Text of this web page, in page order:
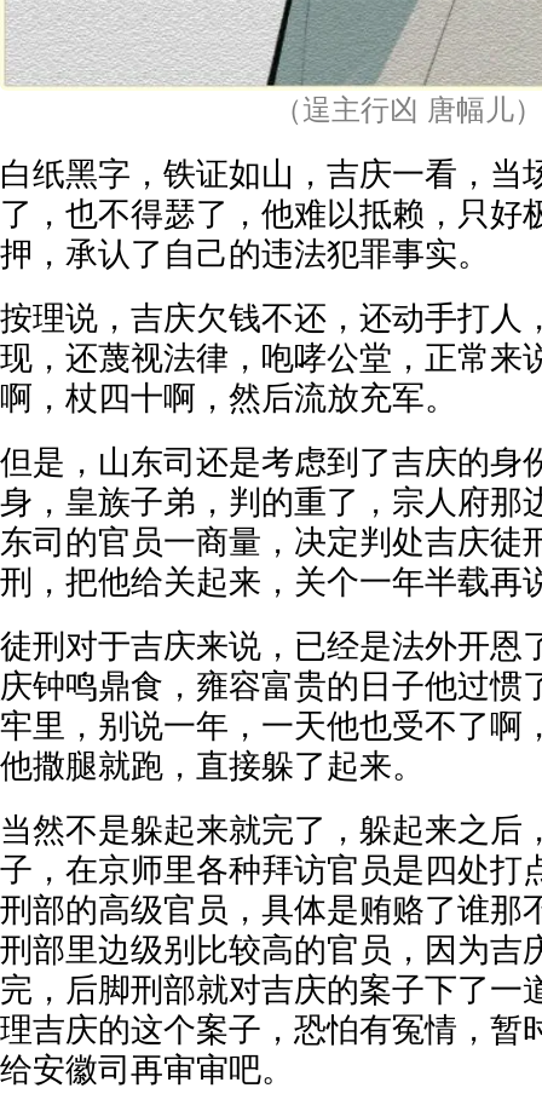
（逞主行凶 唐幅儿）
白纸黑字，铁证如山，吉庆一看，当
了，也不得瑟了，他难以抵赖，只好
押，承认了自己的违法犯罪事实。
按理说，吉庆欠钱不还，还动手打人
现，还蔑视法律，咆哮公堂，正常来
啊，杖四十啊，然后流放充军。
但是，山东司还是考虑到了吉庆的身
身，皇族子弟，判的重了，宗人府那
东司的官员一商量，决定判处吉庆徒
刑，把他给关起来，关个一年半载再
徒刑对于吉庆来说，已经是法外开恩
庆钟鸣鼎食，雍容富贵的日子他过惯
牢里，别说一年，一天他也受不了啊
他撒腿就跑，直接躲了起来。
当然不是躲起来就完了，躲起来之后
子，在京师里各种拜访官员是四处打
刑部的高级官员，具体是贿赂了谁那
刑部里边级别比较高的官员，因为吉
完，后脚刑部就对吉庆的案子下了一
理吉庆的这个案子，恐怕有冤情，暂
给安徽司再审审吧。